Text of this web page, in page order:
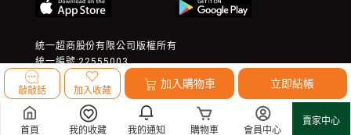
首頁 我的收藏 我的通知 購物車 會員中心
賣家中心
敲敲話 加入收藏
加入購物車 立即結帳
統一超商股份有限公司版權所有
統一編號:22555003
© 2023 President Chain Store Corp. All rights reserved.